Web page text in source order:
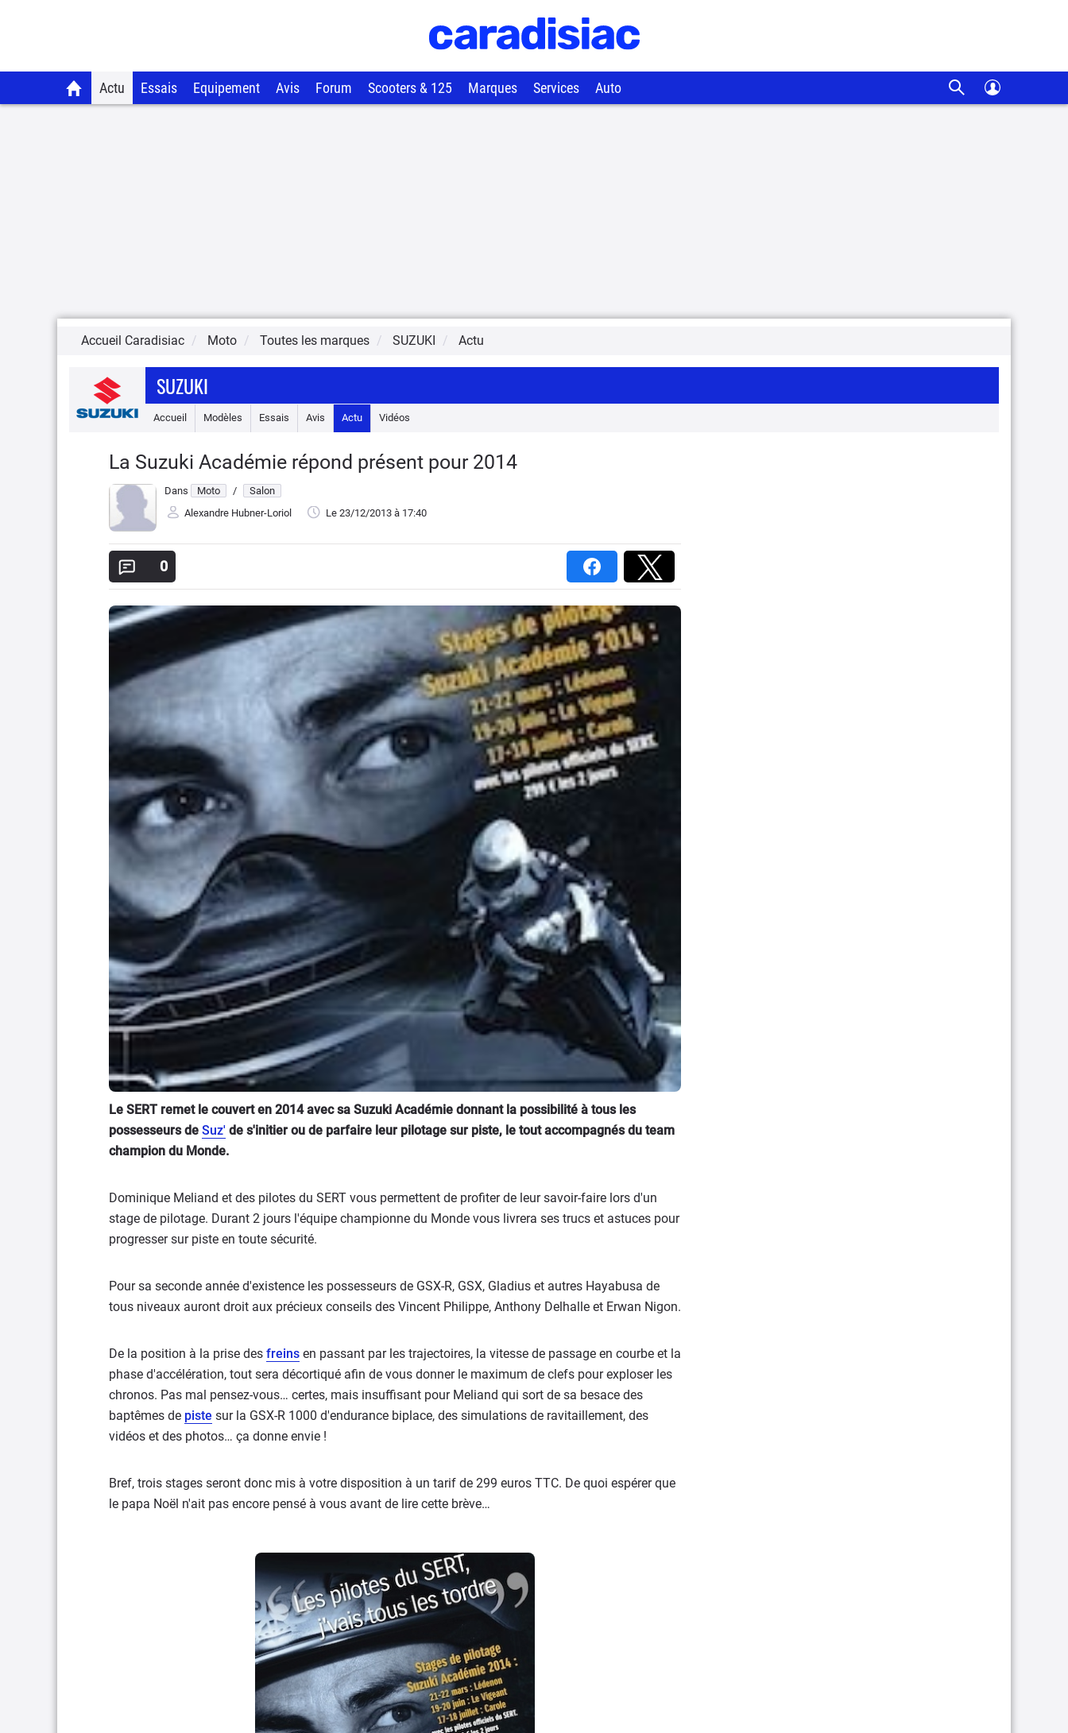
Actu Essais Equipement Avis Forum Scooters & 125 Marques Services Auto
Accueil Caradisiac Moto Toutes les marques SUZUKI Actu
SUZUKI
Accueil Modèles Essais Avis Actu Vidéos
La Suzuki Académie répond présent pour 2014
Dans Moto /
Salon
Alexandre Hubner-Loriol
Le 23/12/2013 à 17:40
0
Le SERT remet le couvert en 2014 avec sa Suzuki Académie donnant la possibilité à tous les
possesseurs de Suz' de s'initier ou de parfaire leur pilotage sur piste, le tout accompagnés du team
champion du Monde.
Dominique Meliand et des pilotes du SERT vous permettent de profiter de leur savoir-faire lors d'un
stage de pilotage. Durant 2 jours l'équipe championne du Monde vous livrera ses trucs et astuces pour
progresser sur piste en toute sécurité.
Pour sa seconde année d'existence les possesseurs de GSX-R, GSX, Gladius et autres Hayabusa de
tous niveaux auront droit aux précieux conseils des Vincent Philippe, Anthony Delhalle et Erwan Nigon.
De la position à la prise des freins en passant par les trajectoires, la vitesse de passage en courbe et la
phase d'accélération, tout sera décortiqué afin de vous donner le maximum de clefs pour exploser les
chronos. Pas mal pensez-vous… certes, mais insuffisant pour Meliand qui sort de sa besace des
baptêmes de piste sur la GSX-R 1000 d'endurance biplace, des simulations de ravitaillement, des
vidéos et des photos… ça donne envie !
Bref, trois stages seront donc mis à votre disposition à un tarif de 299 euros TTC. De quoi espérer que
le papa Noël n'ait pas encore pensé à vous avant de lire cette brève…